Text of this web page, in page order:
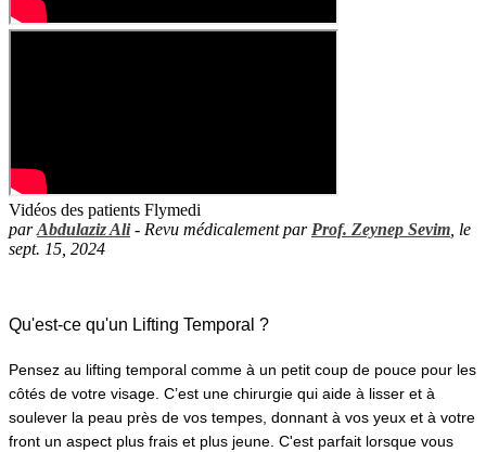
Vidéos des patients Flymedi
parAbdulaziz Ali- Revu médicalement par Prof. Zeynep Sevim , le
sept. 15, 2024
Qu'est-ce qu'un Lifting Temporal ?
Pensez au lifting temporal comme à un petit coup de pouce pour les
côtés de votre visage. C’est une chirurgie qui aide à lisser et à
soulever la peau près de vos tempes, donnant à vos yeux et à votre
front un aspect plus frais et plus jeune. C'est parfait lorsque vous